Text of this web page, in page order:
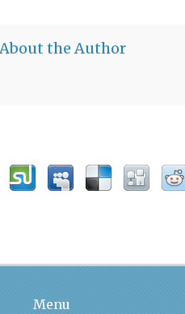
About the Author
Menu